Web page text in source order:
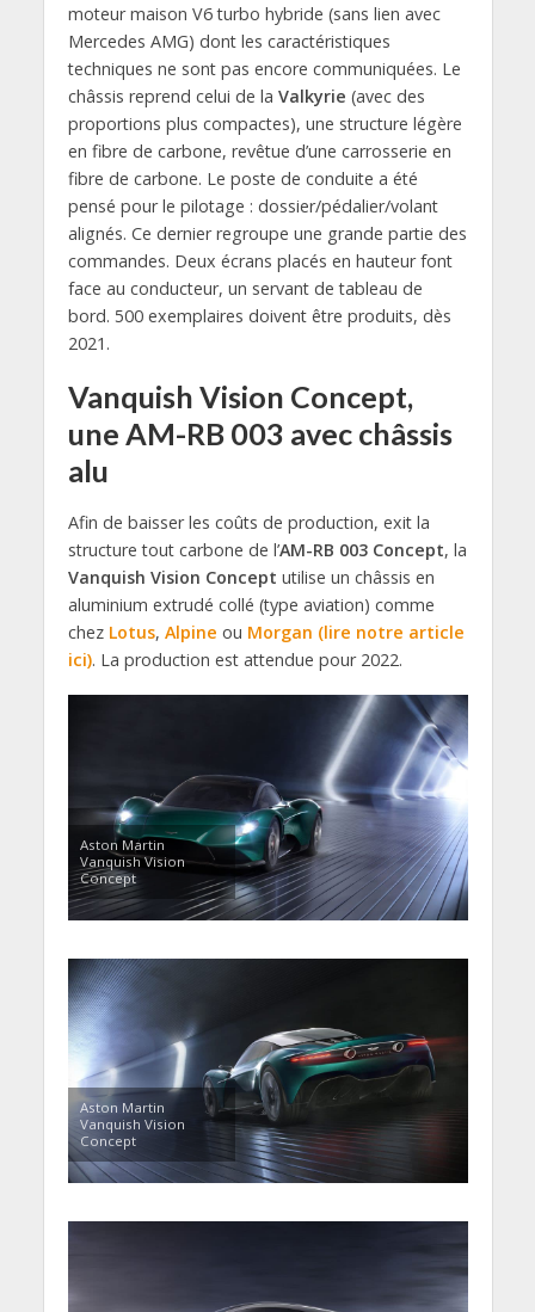
moteur maison V6 turbo hybride (sans lien avec
Mercedes AMG) dont les caractéristiques
techniques ne sont pas encore communiquées. Le
châssis reprend celui de la Valkyrie (avec des
proportions plus compactes), une structure légère
en fibre de carbone, revêtue d’une carrosserie en
fibre de carbone. Le poste de conduite a été
pensé pour le pilotage : dossier/pédalier/volant
alignés. Ce dernier regroupe une grande partie des
commandes. Deux écrans placés en hauteur font
face au conducteur, un servant de tableau de
bord. 500 exemplaires doivent être produits, dès
2021.
Vanquish Vision Concept,
une AM-RB 003 avec châssis
alu
Afin de baisser les coûts de production, exit la
structure tout carbone de l’AM-RB 003 Concept, la
Vanquish Vision Concept utilise un châssis en
aluminium extrudé collé (type aviation) comme
chez Lotus, Alpine ou Morgan (lire notre article
ici). La production est attendue pour 2022.
Aston Martin
Vanquish Vision
Concept
Aston Martin
Vanquish Vision
Concept